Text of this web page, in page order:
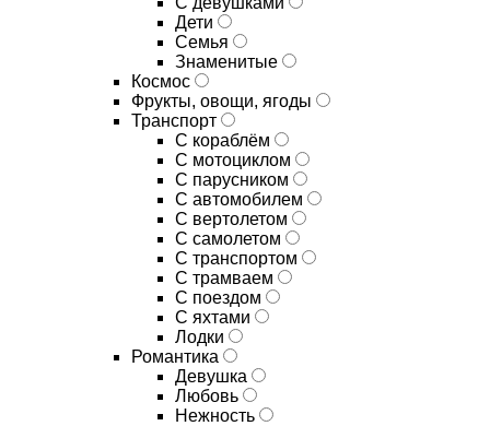
Дети
Семья
Знаменитые
Космос
Фрукты, овощи, ягоды
Транспорт
С кораблём
С мотоциклом
С парусником
С автомобилем
С вертолетом
С самолетом
С транспортом
С трамваем
С поездом
С яхтами
Лодки
Романтика
Девушка
Любовь
Нежность